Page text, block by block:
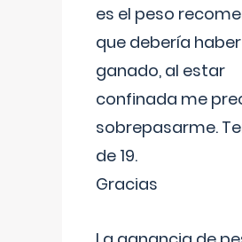
es el peso
que debería haber
ganado, al estar
confinada me
sobrepasarme.
de 19.
Gracias